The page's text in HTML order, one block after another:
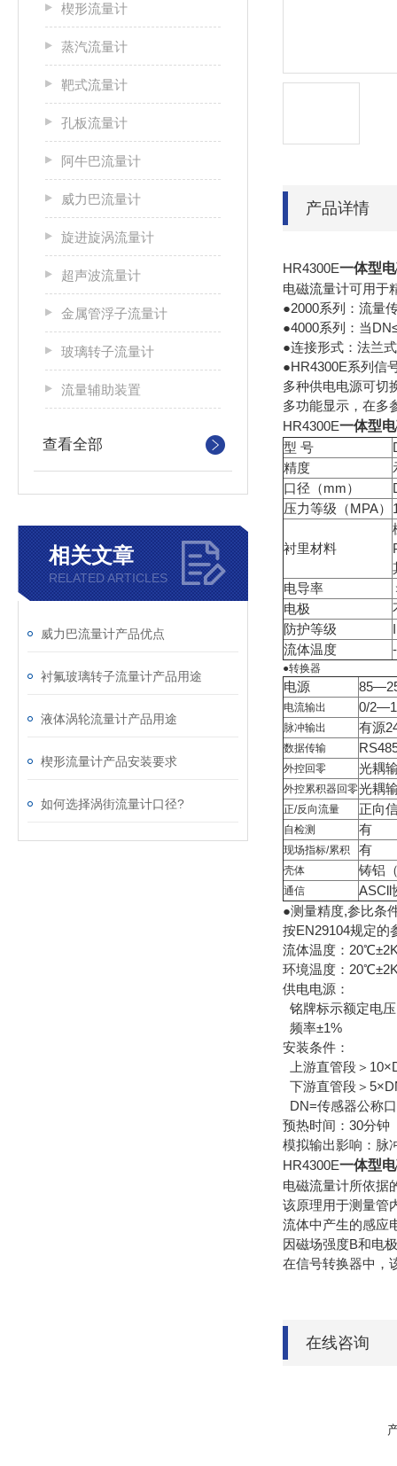
楔形流量计
蒸汽流量计
靶式流量计
孔板流量计
阿牛巴流量计
威力巴流量计
旋进旋涡流量计
超声波流量计
金属管浮子流量计
玻璃转子流量计
流量辅助装置
查看全部
相关文章
RELATED ARTICLES
威力巴流量计产品优点
衬氟玻璃转子流量计产品用途
液体涡轮流量计产品用途
楔形流量计产品安装要求
如何选择涡街流量计口径?
产品详情
HR4300E一体型
电磁流量计可用于
●2000系列：流量
●4000系列：当
●连接形式：法兰
●HR4300E系列信
多种供电电源可切
多功能显示，在多
HR4300E一体型
型 号
精度
口径（mm）
压力等级（MPA）
衬里材料
电导率
电极
防护等级
流体温度
●转换器
电源
电流输出 0/
脉冲输出 有源
数据传输
外控回零 光耦
外控累积器回零光耦
正/反向流量 正向
自检测 有
现场指标/累积 有
壳体 铸铝
通信
ASCll
●测量精度,参比条
按EN29104规定的
流体温度：
环境温度：
供电电源：
铭牌标示额定电
频率±1%
安装条件：
上游直管段＞
下游直管段＞
DN=传感器公称
预热时间：30分钟
模拟输出影响：脉
HR4300E一体型
电磁流量计所依据
该原理用于测量管
流体中产生的感应
因磁场强度B和电
在信号转换器中，
在线咨询